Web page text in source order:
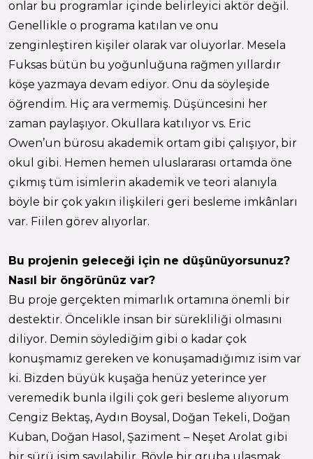
onlar bu programlar içinde belirleyici aktör değil.
Genellikle o programa katılan ve onu
zenginleştiren kişiler olarak var oluyorlar. Mesela
Fuksas bütün bu yoğunluğuna rağmen yıllardır
köşe yazmaya devam ediyor. Onu da söyleşide
öğrendim. Hiç ara vermemiş. Düşüncesini her
zaman paylaşıyor. Okullara katılıyor vs. Eric
Owen’un bürosu akademik ortam gibi çalışıyor, bir
okul gibi. Hemen hemen uluslararası ortamda öne
çıkmış tüm isimlerin akademik ve teori alanıyla
böyle bir çok yakın ilişkileri geri besleme imkânları
var. Fiilen görev alıyorlar.
Bu projenin geleceği için ne düşünüyorsunuz?
Nasıl bir öngörünüz var?
Bu proje gerçekten mimarlık ortamına önemli bir
destektir. Öncelikle insan bir sürekliliği olmasını
diliyor. Demin söylediğim gibi o kadar çok
konuşmamız gereken ve konuşamadığımız isim var
ki. Bizden büyük kuşağa henüz yeterince yer
veremedik bunla ilgili çok geri besleme alıyorum
Cengiz Bektaş, Aydın Boysal, Doğan Tekeli, Doğan
Kuban, Doğan Hasol, Şaziment – Neşet Arolat gibi